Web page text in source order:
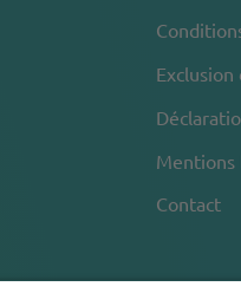
Mentions
Contact